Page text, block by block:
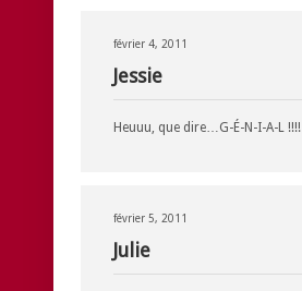
février 4, 2011
Jessie
Heuuu, que dire…G-É-N-I-A-L !!!!
février 5, 2011
Julie